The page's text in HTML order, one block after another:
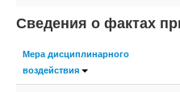
Сведения о фактах
Мера дисциплинарного
воздействия